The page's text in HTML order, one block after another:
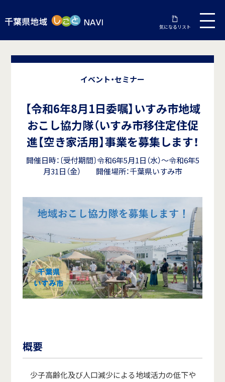
気になるリスト
イベント・セミナー
【令和6年8月1日委嘱】いすみ市地域
おこし協力隊（いすみ市移住定住促
進【空き家活用】事業を募集します！
開催日時：〔受付期間〕令和6年5月1日（水）～令和6年5
月31日（金） 開催場所：千葉県いすみ市
概要
少子高齢化及び人口減少による地域活力の低下や